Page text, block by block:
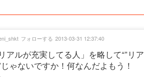
リアルが充実してる人」を略して“”
じゃないですか！何なんだよもう！
フォローする 2013-03-31 12:37:40